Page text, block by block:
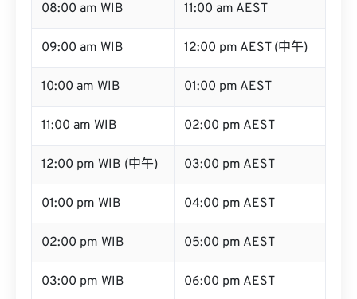
08:00 am WIB 11:00 am AEST
09:00 am WIB 12:00 pm AEST (中午)
10:00 am WIB 01:00 pm AEST
11:00 am WIB 02:00 pm AEST
12:00 pm WIB (中午) 03:00 pm AEST
01:00 pm WIB 04:00 pm AEST
02:00 pm WIB 05:00 pm AEST
03:00 pm WIB 06:00 pm AEST